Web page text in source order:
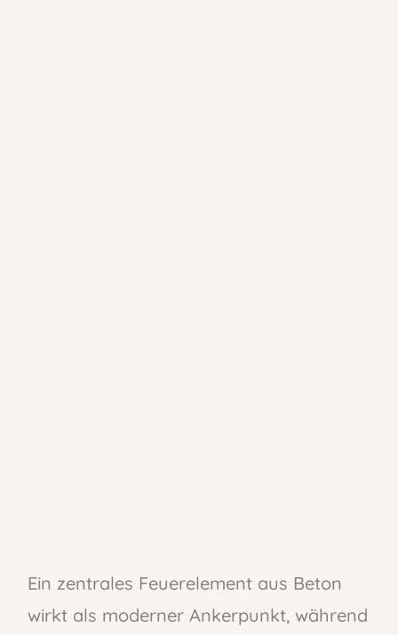
Ein zentrales Feuerelement aus Beton
wirkt als moderner Ankerpunkt, während